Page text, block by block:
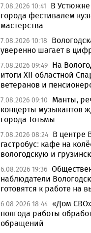
7.08.2026 10:41
В Устюжне
города фестивалем
мастерства
7.08.2026 10:18
уверенно шагает в
7.08.2026 09:49 На
итоги XII областной
ветеранов и
7.08.2026 09:10
Манты,
концерты музыкантов
города Тотьмы
7.08.2026 08:24 В центре
гастробус: кафе на
вологодскую и
6.08.2026 19:36
наблюдатели
готовятся к работе на
6.08.2026 18:44 «Дом
полгода работы
обращений